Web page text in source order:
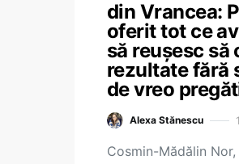
din Vrancea:
oferit tot ce
să reușesc să
rezultate fără
de vreo
Alexa Stănescu
Cosmin-Mădălin